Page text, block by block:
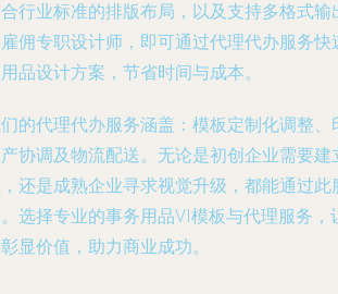
行业标准的排版布局，以及支持多格式
佣专职设计师，即可通过代理代办服务
品设计方案，节省时间与成本。
的代理代办服务涵盖：模板定制化调整
协调及物流配送。无论是初创企业需要
还是成熟企业寻求视觉升级，都能通过
选择专业的事务用品VI模板与代理服务，
显价值，助力商业成功。